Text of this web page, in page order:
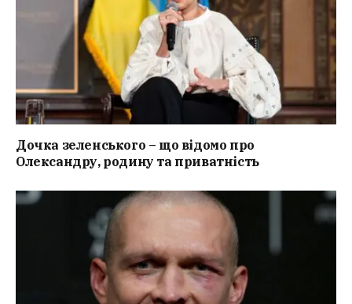
Дочка зеленського – що відомо про
Олександру, родину та приватність